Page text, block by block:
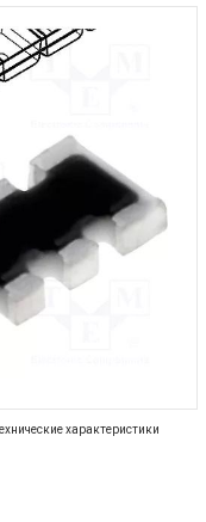
характеристики